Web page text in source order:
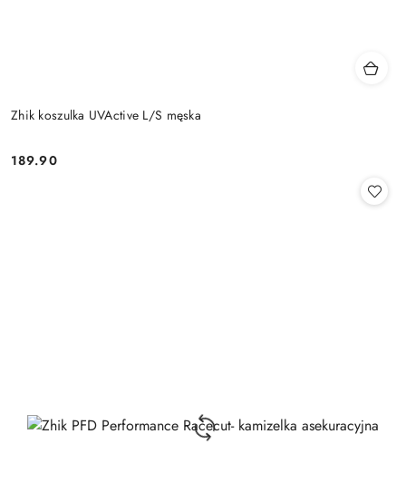
Zhik koszulka UVActive L/S męska
Cena:
189.90